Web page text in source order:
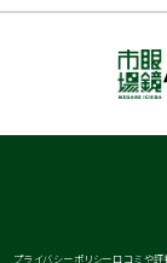
プライバシーポリシー口コミや